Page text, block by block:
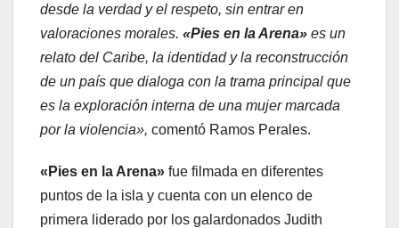
desde la verdad y el respeto, sin entrar en
valoraciones morales. «Pies en la Arena» es un
relato del Caribe, la identidad y la reconstrucción
de un país que dialoga con la trama principal que
es la exploración interna de una mujer marcada
por la violencia», comentó Ramos Perales.
«Pies en la Arena» fue filmada en diferentes
puntos de la isla y cuenta con un elenco de
primera liderado por los galardonados Judith